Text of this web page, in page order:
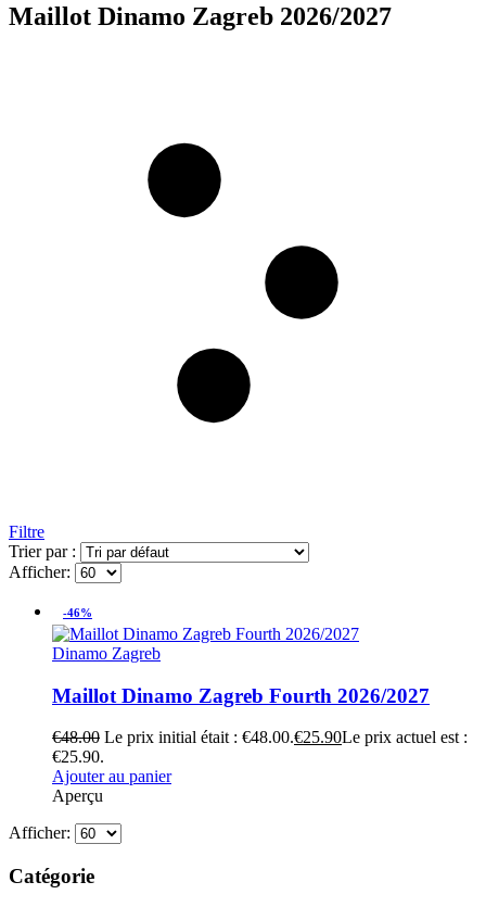
Maillot Dinamo Zagreb 2026/2027
Filtre
Trier par :
Afficher:
-46%
Dinamo Zagreb
Maillot Dinamo Zagreb Fourth 2026/2027
€48.00 Le prix initial était : €48.00.€25.90Le prix actuel est :
€25.90.
Ajouter au panier
Aperçu
Afficher:
Catégorie